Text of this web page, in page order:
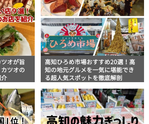
ツオが旨
ツオの
高知ひろめ市場おすすめ20選！高
知の地元グルメを一気に堪能でき
る超人気スポットを徹底解剖